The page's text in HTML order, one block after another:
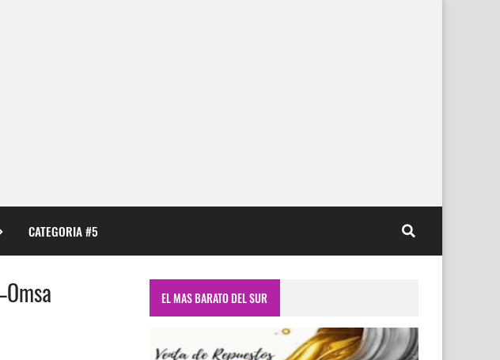
CATEGORIA #5
EL MAS BARATO DEL SUR